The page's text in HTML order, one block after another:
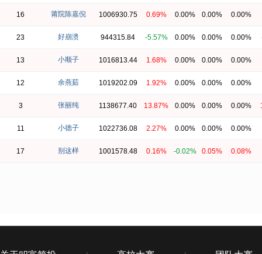
16 莆院陈嘉倪 1006930.75 0.69% 0.00% 0.00% 0.00%
23 好崩溃 944315.84 -5.57% 0.00% 0.00% 0.00%
13 小顺子 1016813.44 1.68% 0.00% 0.00% 0.00%
12 余燕茹 1019202.09 1.92% 0.00% 0.00% 0.00%
3 张丽纯 1138677.40 13.87% 0.00% 0.00% 0.00%
11 小德子 1022736.08 2.27% 0.00% 0.00% 0.00%
17 别这样 1001578.48 0.16% -0.02% 0.05% 0.08%